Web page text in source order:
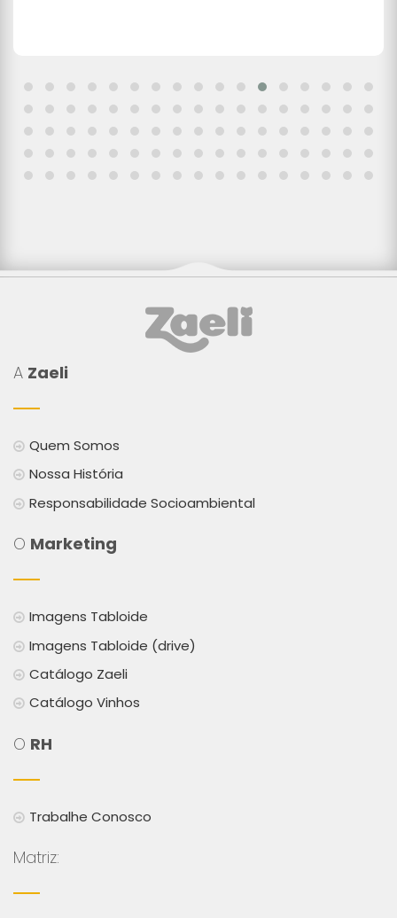
A Zaeli
Quem Somos
Nossa História
Responsabilidade Socioambiental
O Marketing
Imagens Tabloide
Imagens Tabloide (drive)
Catálogo Zaeli
Catálogo Vinhos
O RH
Trabalhe Conosco
Matriz: